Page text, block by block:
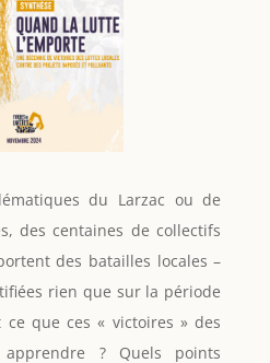
du Larzac ou de
des centaines de collectifs
des batailles locales –
rien que sur la période
ce que ces « victoires » des
? Quels points